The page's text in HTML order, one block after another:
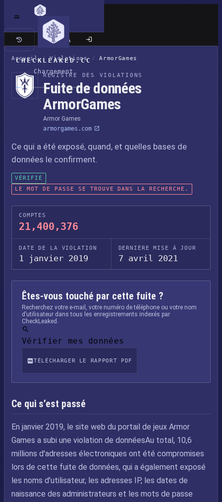
CHECKLEAKED.CC
Chargement
Site classique
Accueil / Violations / ArmorGames
REGISTRE DES VIOLATIONS
Fuite de données
ArmorGames
Armor Games
armorgames.com
Ce qui a été exposé, quand, et quelles bases de
données le confirment.
VÉRIFIÉ
LE MOT DE PASSE SE TROUVE DANS LA RECHERCHE.
COMPTES
21,400,376
DATE DE LA VIOLATION
1 janvier 2019
DERNIÈRE MISE À JOUR
7 avril 2021
Êtes-vous touché par cette fuite ?
Recherchez votre e-mail, votre numéro de téléphone ou votre nom
d’utilisateur dans tous les enregistrements indexés par
CheckLeaked.
Vérifier mes données
TÉLÉCHARGER LE RAPPORT PDF
Ce qui s’est passé
En janvier 2019, le site web du portail de jeux Armor
Games a subi une violation de donnéesAu total, 10,6
millions d'adresses électroniques ont été compromises
lors de cette fuite de données, qui a également exposé
les noms d'utilisateur, les adresses IP, les dates de
naissance des administrateurs et les mots de passe